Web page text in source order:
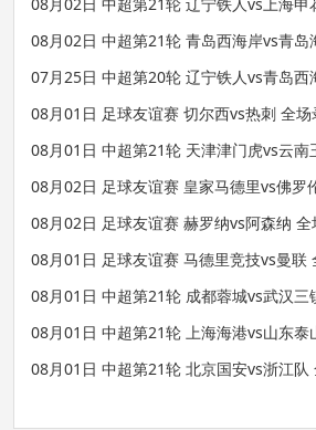
08月02日 中超第21轮 青岛西海岸vs青岛
07月25日 中超第20轮 辽宁铁人vs青岛西
08月01日 足球友谊赛 切尔西vs热刺 全场
08月01日 中超第21轮 天津津门虎vs云南
08月02日 足球友谊赛 皇家马德里vs佛罗
08月02日 足球友谊赛 赫罗纳vs阿森纳
08月01日 足球友谊赛 马德里竞技vs曼联
08月01日 中超第21轮 成都蓉城vs武汉三
08月01日 中超第21轮 上海海港vs山东泰
08月01日 中超第21轮 北京国安vs浙江队